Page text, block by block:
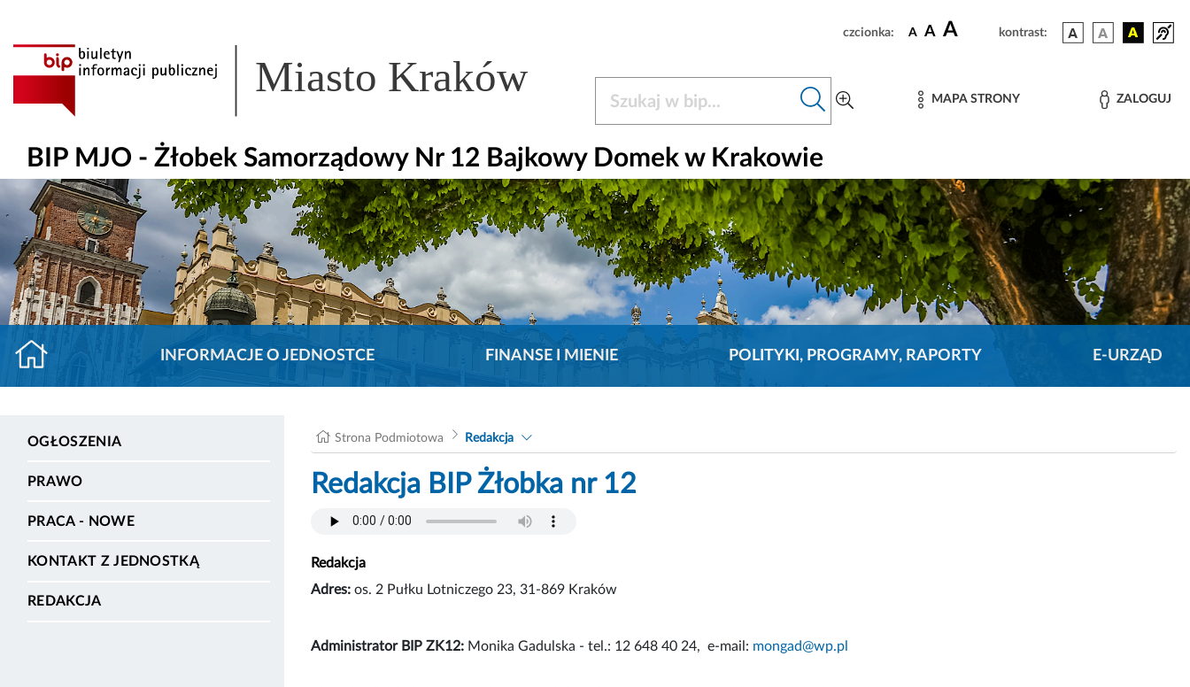
czcionka: A A A kontrast:
Miasto Kraków MAPA STRONY ZALOGUJ
BIP MJO - Żłobek Samorządowy Nr 12 Bajkowy Domek w Krakowie
INFORMACJE O JEDNOSTCE FINANSE I MIENIE POLITYKI, PROGRAMY, RAPORTY E-URZĄD
OGŁOSZENIA
PRAWO
PRACA - NOWE
KONTAKT Z JEDNOSTKĄ
REDAKCJA
Strona Podmiotowa Redakcja
Redakcja BIP Żłobka nr 12
Redakcja
Adres: os. 2 Pułku Lotniczego 23, 31-869 Kraków
Administrator BIP ZK12: Monika Gadulska - tel.: 12 648 40 24, e-mail: mongad@wp.pl